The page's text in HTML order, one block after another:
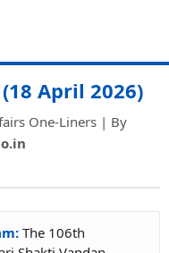
April 2026)
One-Liners | By
The 106th